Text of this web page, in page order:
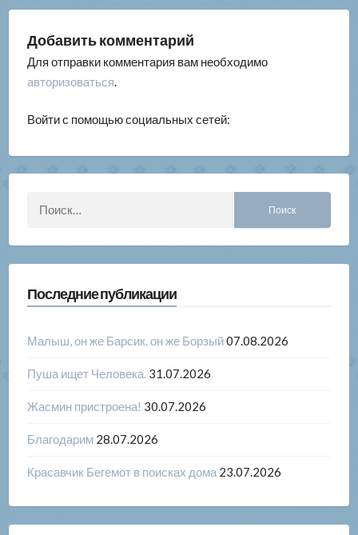
Добавить комментарий
Для отправки комментария вам необходимо
авторизоваться.
Войти с помощью социальных сетей:
Последние публикации
Малыш, он же Барсик. он же Борзый07.08.2026
Пуша ищет Человека. 31.07.2026
Жасмин пристроена! 30.07.2026
Благодарим 28.07.2026
Красавчик Бегемот в поисках дома 23.07.2026